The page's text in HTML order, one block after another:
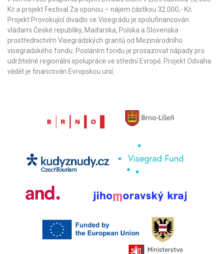
Kč a projekt Festival Za oponou – nájem částkou 32.000,- Kč.
Projekt Provokující divadlo ve Visegrádu je spolufinancován
vládami České republiky, Maďarska, Polska a Slovenska
prostřednictvím Visegrádských grantů od Mezinárodního
visegradského fondu . Posláním fondu je prosazovat nápady pro
udržitelné regionální spolupráce ve střední Evropě. Projekt Odvaha
vědět je financován Evropskou unií.